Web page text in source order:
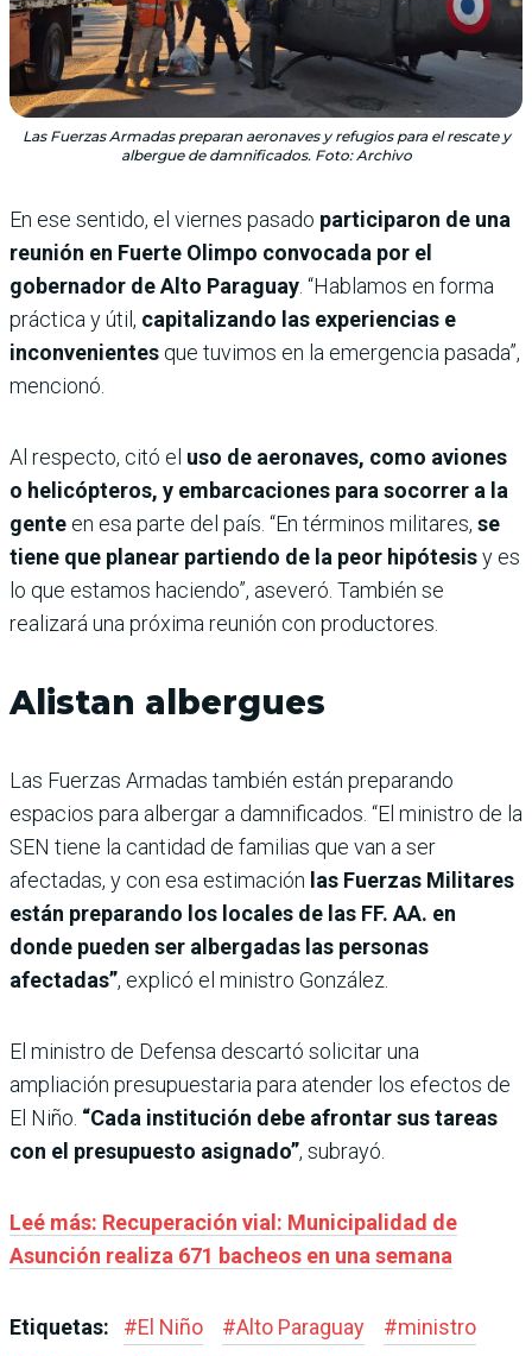
Las Fuerzas Armadas preparan aeronaves y refugios para el rescate y
albergue de damnificados. Foto: Archivo
En ese sentido, el viernes pasado participaron de una
reunión en Fuerte Olimpo convocada por el
gobernador de Alto Paraguay . “Hablamos en forma
práctica y útil, capitalizando las experiencias e
inconvenientes que tuvimos en la emergencia pasada”,
mencionó.
Al respecto, citó el uso de aeronaves, como aviones
o helicópteros, y embarcaciones para socorrer a la
gente en esa parte del país. “En términos militares, se
tiene que planear partiendo de la peor hipótesisy es
lo que estamos haciendo”, aseveró. También se
realizará una próxima reunión con productores.
Alistan albergues
Las Fuerzas Armadas también están preparando
espacios para albergar a damnificados. “El ministro de la
SEN tiene la cantidad de familias que van a ser
afectadas, y con esa estimación las Fuerzas Militares
están preparando los locales de las FF. AA. en
donde pueden ser albergadas las personas
afectadas”, explicó el ministro González.
El ministro de Defensa descartó solicitar una
ampliación presupuestaria para atender los efectos de
El Niño. “Cada institución debe afrontar sus tareas
con el presupuesto asignado”, subrayó.
Leé más: Recuperación vial: Municipalidad de
Asunción realiza 671 bacheos en una semana
Etiquetas: #El Niño #Alto Paraguay #ministro